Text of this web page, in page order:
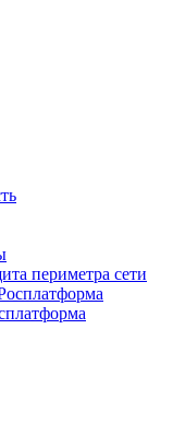
периметра сети